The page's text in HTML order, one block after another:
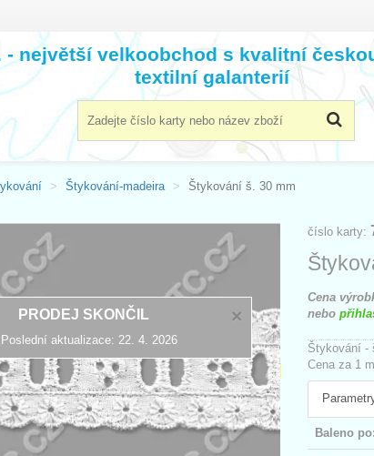
- největší velkoobchod s kvalitní
textilní galanterií
Štykování-madeira Štykování š. 30 mm
×
PRODEJ SKONČIL
Poslední aktualizace: 22. 4. 2026
číslo karty:
Cena
nebo
Štykování -
Cena za 1 m.
Baleno po: